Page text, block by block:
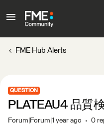
FME Hub Alerts
QUESTION
PLATEAU4 品質
Forum|Forum|1 year ago 0